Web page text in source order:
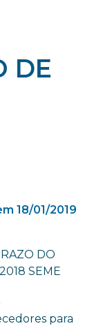
DE
18/01/2019
DO
SEME
para